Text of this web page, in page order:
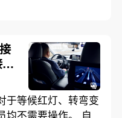
于等候红灯、转弯变
均不需要操作。 自